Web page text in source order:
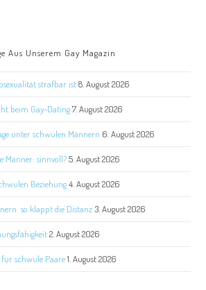
Aus Unserem Gay Magazin
strafbar ist 8. August 2026
beim Gay-Dating 7. August 2026
unter schwulen Männern 6. August 2026
Männer: sinnvoll? 5. August 2026
Beziehung 4. August 2026
so klappt die Distanz 3. August 2026
2. August 2026
für schwule Paare 1. August 2026